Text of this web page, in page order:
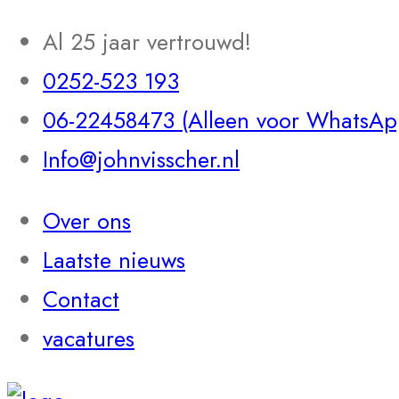
Al 25 jaar vertrouwd!
0252-523 193
06-22458473 (Alleen voor
Info@johnvisscher.nl
Over ons
Laatste nieuws
Contact
vacatures